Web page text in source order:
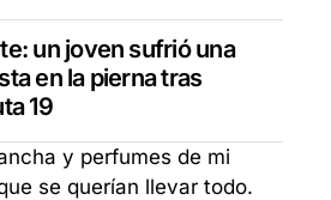
un joven sufrió una
en la pierna tras
19
y perfumes de mi
se querían llevar todo.